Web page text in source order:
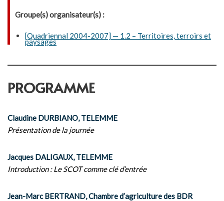
Groupe(s) organisateur(s) :
[Quadriennal 2004-2007] — 1.2 – Territoires, terroirs et
paysages
PROGRAMME
Claudine DURBIANO, TELEMME
Présentation de la journée
Jacques DALIGAUX, TELEMME
Introduction : Le SCOT comme clé d’entrée
Jean-Marc BERTRAND, Chambre d’agriculture des BDR